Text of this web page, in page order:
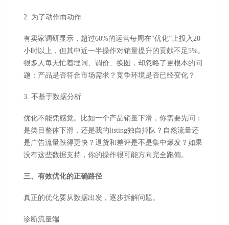
2. 为了动作而动作
有卖家调研显示，超过60%的运营每周在“优化”上投入20
小时以上，但其中近一半操作对销量提升的贡献不足5%。
很多人每天忙着埋词、调价、换图，却忽略了更根本的问
题：产品是否符合市场需求？竞争环境是否已经变化？
3. 不基于数据分析
优化不能凭感觉。比如一个产品销量下滑，你需要先问：
是类目整体下滑，还是我的listing独自掉队？自然流量还
是广告流量跌得更快？退货和差评是不是集中爆发？如果
没有这些数据支持，你的操作很可能方向完全跑偏。
三、有效优化的正确路径
真正的优化要从数据出发，逐步拆解问题。
诊断流量端